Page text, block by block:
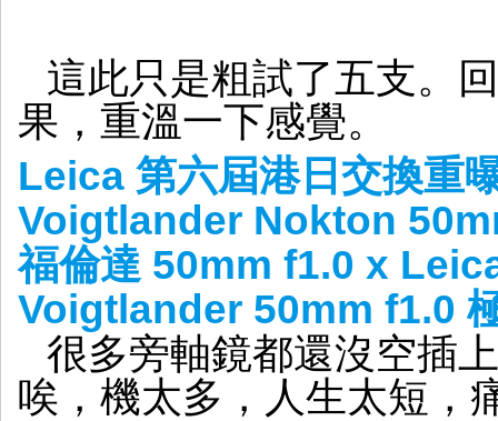
這此只是粗試了五支。
果，重溫一下感覺。
Leica 第六屆港日交換重
Voigtlander Nokton
福倫達 50mm f1.0 x
Voigtlander 50mm f1.0
很多旁軸鏡都還沒空插
唉，機太多，人生太短，